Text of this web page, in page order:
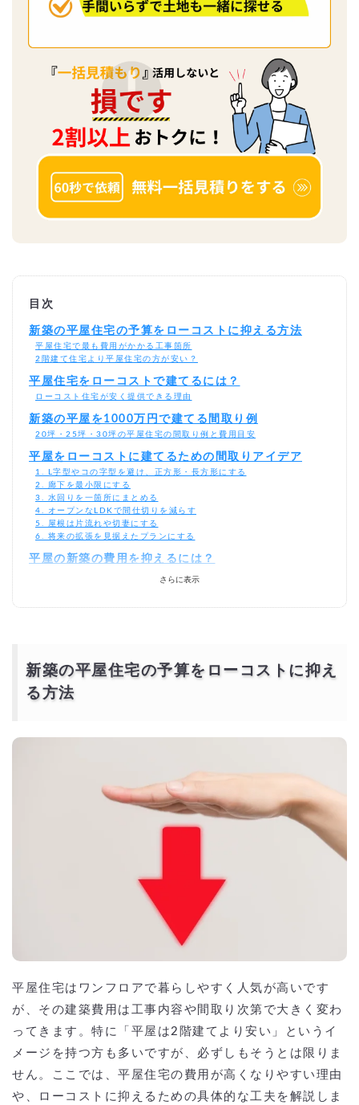
目次
新築の平屋住宅の予算をローコストに抑える方法
平屋住宅で最も費用がかかる工事箇所
2階建て住宅より平屋住宅の方が安い？
平屋住宅をローコストで建てるには？
ローコスト住宅が安く提供できる理由
新築の平屋を1000万円で建てる間取り例
20坪・25坪・30坪の平屋住宅の間取り例と費用目安
平屋をローコストに建てるための間取りアイデア
1. L字型やコの字型を避け、正方形・長方形にする
2. 廊下を最小限にする
3. 水回りを一箇所にまとめる
4. オープンなLDKで間仕切りを減らす
5. 屋根は片流れや切妻にする
6. 将来の拡張を見据えたプランにする
平屋の新築の費用を抑えるには？
さらに表示
新築の平屋住宅の予算をローコストに抑え
る方法
平屋住宅はワンフロアで暮らしやすく人気が高いです
が、その建築費用は工事内容や間取り次第で大きく変わ
ってきます。特に「平屋は2階建てより安い」というイ
メージを持つ方も多いですが、必ずしもそうとは限りま
せん。ここでは、平屋住宅の費用が高くなりやすい理由
や、ローコストに抑えるための具体的な工夫を解説しま